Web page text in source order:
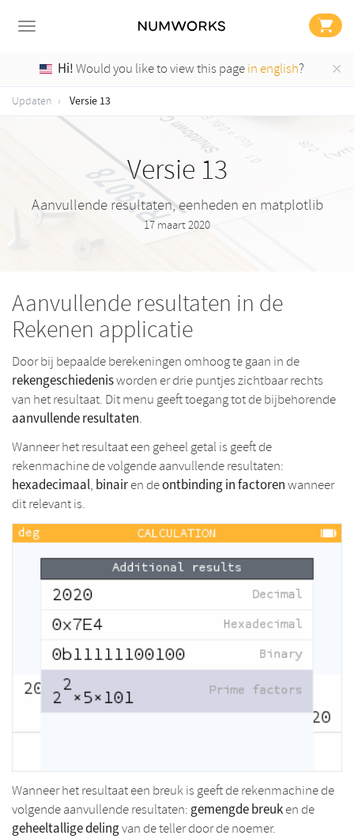
Hi!Would you like to view this pagein english? ×
Updaten Versie 13
Versie 13
Aanvullende resultaten, eenheden en matplotlib
17 maart 2020
Aanvullende resultaten in de
Rekenen applicatie
Door bij bepaalde berekeningen omhoog te gaan in de
rekengeschiedenisworden er drie puntjes zichtbaar rechts
van het resultaat. Dit menu geeft toegang tot de bijbehorende
aanvullende resultaten.
Wanneer het resultaat een geheel getal is geeft de
rekenmachine de volgende aanvullende resultaten:
hexadecimaal, binairen deontbinding in factorenwanneer
dit relevant is.
Wanneer het resultaat een breuk is geeft de rekenmachine de
volgende aanvullende resultaten:gemengde breuken de
geheeltallige delingvan de teller door de noemer.